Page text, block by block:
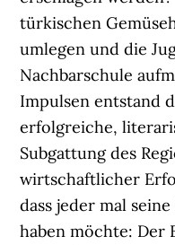
türkischen
umlegen und die
Nachbarschule
Impulsen entstand
erfolgreiche,
Subgattung des
wirtschaftlicher
dass jeder mal
haben möchte: Der